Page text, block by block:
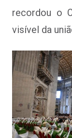
recordou o
visível da